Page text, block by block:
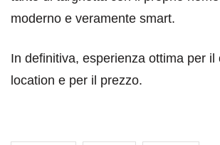
moderno e veramente smart.
In definitiva, esperienza ottima per il
location e per il prezzo.